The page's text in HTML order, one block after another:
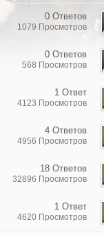
0 Ответов
1079 Просмотров
0 Ответов
568 Просмотров
1 Ответ
4123 Просмотров
4 Ответов
4956 Просмотров
18 Ответов
32896 Просмотров
1 Ответ
4620 Просмотров